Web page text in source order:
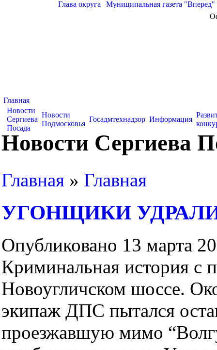
Глава округа Муниципальная газета "Вперед"
Главная
Новости
Сергиева
Посада
Новости
Подмосковья
Госадмтехнадзор Информация
Новости Сергиева
Главная » Главная
УГОНЩИКИ
Опубликовано 13 марта
Криминальная история с
Новоугличском шоссе.
экипаж ДПС пытался
проезжавшую мимо